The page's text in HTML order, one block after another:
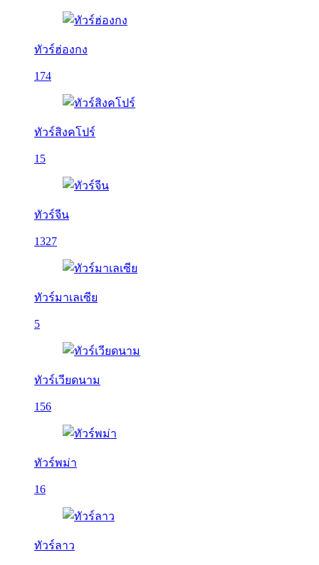
ทัวร์ฮ่องกง
174
ทัวร์สิงคโปร์
15
ทัวร์จีน
1327
ทัวร์มาเลเซีย
5
ทัวร์เวียดนาม
156
ทัวร์พม่า
16
ทัวร์ลาว